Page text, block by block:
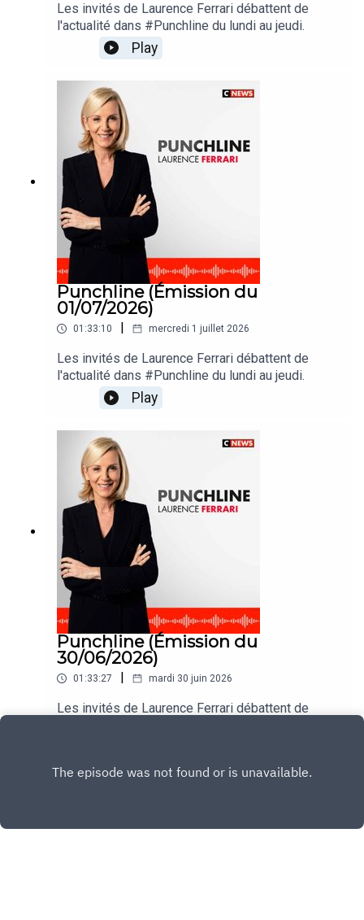
Les invités de Laurence Ferrari débattent de
l'actualité dans #Punchline du lundi au jeudi.
Play
Punchline (Émission du
01/07/2026)
01:33:10 mercredi 1 juillet 2026
Les invités de Laurence Ferrari débattent de
l'actualité dans #Punchline du lundi au jeudi.
Play
Punchline (Émission du
30/06/2026)
01:33:27 mardi 30 juin 2026
Les invités de Laurence Ferrari débattent de